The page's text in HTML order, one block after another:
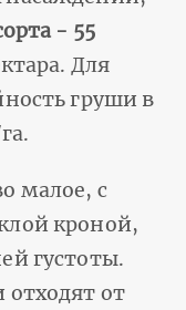
- 55
Для
груши в
малое, с
кроной,
густоты.
отходят от